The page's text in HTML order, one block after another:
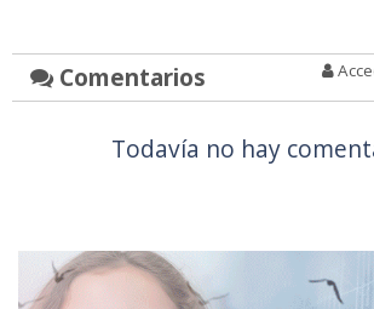
Comentarios
Todavía no hay